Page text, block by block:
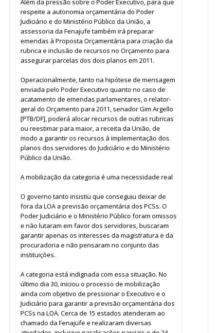
Além da pressão sobre o Poder Executivo, para que
respeite a autonomia orçamentária do Poder
Judiciário e do Ministério Público da União, a
assessoria da Fenajufe também irá preparar
emendas à Proposta Orçamentária para criação da
rubrica e inclusão de recursos no Orçamento para
assegurar parcelas dos dois planos em 2011.
Operacionalmente, tanto na hipótese de mensagem
enviada pelo Poder Executivo quanto no caso de
acatamento de emendas parlamentares, o relator-
geral do Orçamento para 2011, senador Gim Argello
[PTB/DF], poderá alocar recursos de outras rubricas
ou reestimar para maior, a receita da União, de
modo a garantir os recursos à implementação dos
planos dos servidores do Judiciário e do Ministério
Público da União.
A mobilização da categoria é uma necessidade real
O governo tanto insistiu que conseguiu deixar de
fora da LOA a previsão orçamentária dos PCSs. O
Poder Judiciário e o Ministério Público foram omissos
e não lutaram em favor dos servidores, buscaram
garantir apenas os interesses da magistratura e da
procuradoria e não pensaram no conjunto das
instituições.
A categoria está indignada com essa situação. No
último dia 30, iniciou o processo de mobilização
ainda com objetivo de pressionar o Executivo e o
Judiciário para garantir a previsão orçamentária dos
PCSs na LOA. Cerca de 15 estados atenderam ao
chamado da Fenajufe e realizaram diversas